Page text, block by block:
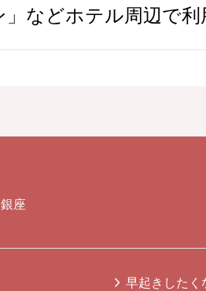
などホテル周辺で
座
早起きしたく